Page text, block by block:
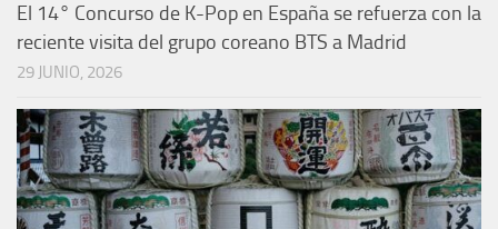
El 14° Concurso de K-Pop en España se refuerza con la
reciente visita del grupo coreano BTS a Madrid
29 JUNIO, 2026